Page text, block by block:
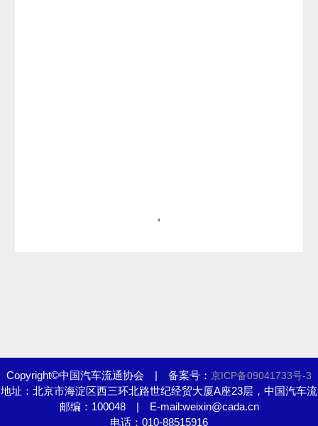
Copyright©中国汽车流通协会 | 备案号： 京ICP备09041733号-3
地址：北京市海淀区西三环北路世纪经贸大厦A座23层，中国汽车流
通协会
邮编：100048 | E-mail:weixin@cada.cn
电话：010-88515916